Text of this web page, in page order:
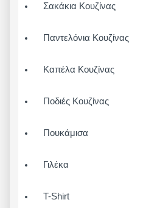
Σακάκια Κουζίνας
Παντελόνια Κουζίνας
Καπέλα Κουζίνας
Ποδιές Κουζίνας
Πουκάμισα
Γιλέκα
T-Shirt